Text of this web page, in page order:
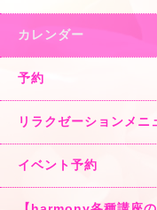
カレンダー
予約
リラクゼーションメニ
イベント予約